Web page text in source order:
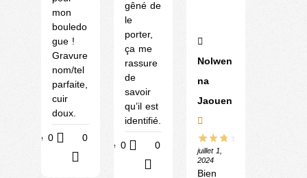
mon
bouledo
gue !
Gravure
nom/tel
parfaite,
cuir
doux.
Utile 0 0
gêné de
le
porter,
ça me
rassure
de
savoir
qu’il est
identifié.
Utile 0 0
Nolwen
na
Jaouen
juillet 1,
2024
Bien